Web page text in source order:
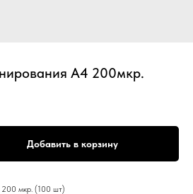
А4 200мкр.
Добавить в корзину
200 мкр. (100 шт)